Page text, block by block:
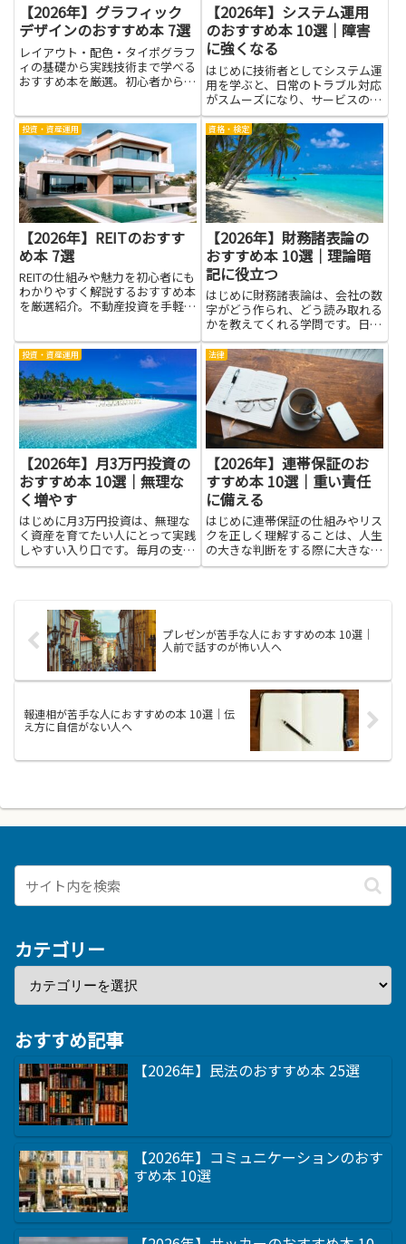
【2026年】グラフィック
デザインのおすすめ本 7選
レイアウト・配色・タイポグラフ
ィの基礎から実践技術まで学べる
おすすめ本を厳選。初心者からプ
【2026年】システム運用
のおすすめ本 10選｜障害
に強くなる
はじめに技術者としてシステム運
用を学ぶと、日常のトラブル対応
がスムーズになり、サービスの安
定さが高まります。この記事で
は、現場で役立つ知識をまとめた
本の読み方を紹介します。初心者
にも優しく、運用の基本から実務
で使える実例まで、無理なく取り
入...
投資・資産運用
【2026年】REITのおすす
め本 7選
REITの仕組みや魅力を初心者にも
わかりやすく解説するおすすめ本
を厳選紹介。不動産投資を手軽に
資格・検定
【2026年】財務諸表論の
おすすめ本 10選｜理論暗
記に役立つ
はじめに財務諸表論は、会社の数
字がどう作られ、どう読み取れる
かを教えてくれる学問です。日常
のニュースを見るときにも役立ち
ます。決算の要点をつかむ力がつ
き、財務状況を客観的に判断する
力が身につきます。この記事は、
そのテーマを学ぶ人にとって難
し...
投資・資産運用
【2026年】月3万円投資の
おすすめ本 10選｜無理な
く増やす
はじめに月3万円投資は、無理な
く資産を育てたい人にとって実践
しやすい入り口です。毎月の支出
に大きな影響を与えない金額を定
やすくなります。無理なく増やす
という考え方は、生活の安定を
保...
法律
【2026年】連帯保証のお
すすめ本 10選｜重い責任
に備える
はじめに連帯保証の仕組みやリス
クを正しく理解することは、人生
の大きな判断をする際に大きな助
けになります。連帯保証によって
方、...
プレゼンが苦手な人におすすめの本 10選｜
人前で話すのが怖い人へ
報連相が苦手な人におすすめの本 10選｜伝
え方に自信がない人へ
カテゴリー
おすすめ記事
【2026年】民法のおすすめ本 25選
【2026年】コミュニケーションのおす
すめ本 10選